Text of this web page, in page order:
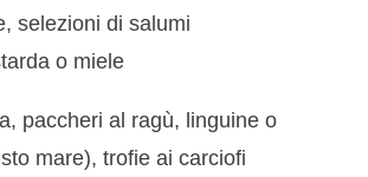
pesce, selezioni di salumi
o miele
al ragù, linguine o
mare), trofie ai carciofi